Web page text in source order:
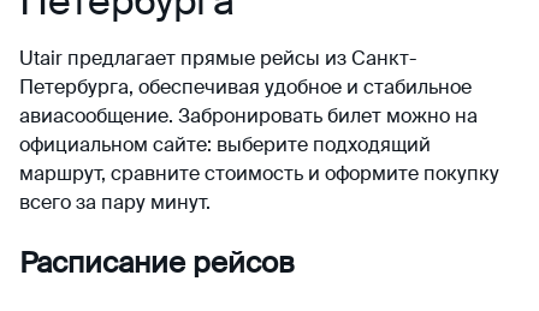
Utair предлагает прямые рейсы из Санкт-
Петербурга, обеспечивая удобное и стабильное
авиасообщение. Забронировать билет можно на
официальном сайте: выберите подходящий
маршрут, сравните стоимость и оформите покупку
всего за пару минут.
Расписание рейсов